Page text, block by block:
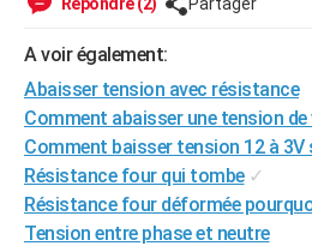
Alimentation
Guide de la santé
Maladies
Médicaments
Sommeil
VOYAGE
Destinations
City break
Voyage nature
Voyage de noces
Forum
Climat
+
GUIDES D'ACHAT
BONS PLANS
CARTE DE VOEUX
A voir également:
Abaisser tension avec résistance
Comment abaisser une tension
Comment baisser tension 12 à
Résistance four qui tombe ✓
Résistance four déformée
Tension entre phase et neutre